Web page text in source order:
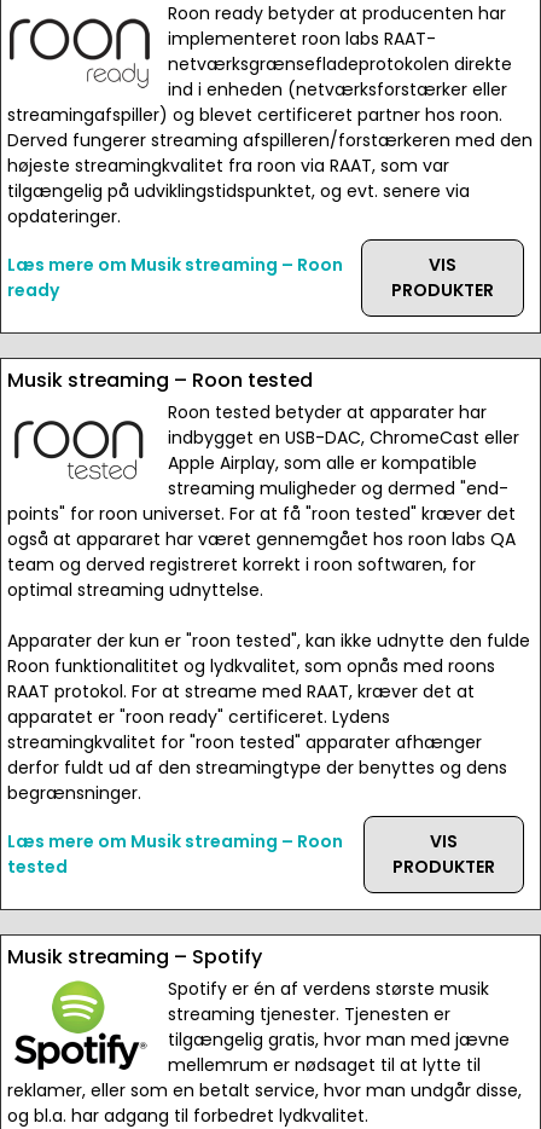
Roon ready betyder at producenten har
implementeret roon labs RAAT-
netværksgrænsefladeprotokolen direkte
ind i enheden (netværksforstærker eller
streamingafspiller) og blevet certificeret partner hos roon.
Derved fungerer streaming afspilleren/forstærkeren med den
højeste streamingkvalitet fra roon via RAAT, som var
tilgængelig på udviklingstidspunktet, og evt. senere via
opdateringer.
Læs mere om Musik streaming – Roon
ready
VIS
PRODUKTER
Musik streaming – Roon tested
Roon tested betyder at apparater har
indbygget en USB-DAC, ChromeCast eller
Apple Airplay, som alle er kompatible
streaming muligheder og dermed "end-
points" for roon universet. For at få "roon tested" kræver det
også at appararet har været gennemgået hos roon labs QA
team og derved registreret korrekt i roon softwaren, for
optimal streaming udnyttelse.
Apparater der kun er "roon tested", kan ikke udnytte den fulde
Roon funktionalititet og lydkvalitet, som opnås med roons
RAAT protokol. For at streame med RAAT, kræver det at
apparatet er "roon ready" certificeret. Lydens
streamingkvalitet for "roon tested" apparater afhænger
derfor fuldt ud af den streamingtype der benyttes og dens
begrænsninger.
Læs mere om Musik streaming – Roon
tested
VIS
PRODUKTER
Musik streaming – Spotify
Spotify er én af verdens største musik
streaming tjenester. Tjenesten er
tilgængelig gratis, hvor man med jævne
mellemrum er nødsaget til at lytte til
reklamer, eller som en betalt service, hvor man undgår disse,
og bl.a. har adgang til forbedret lydkvalitet.